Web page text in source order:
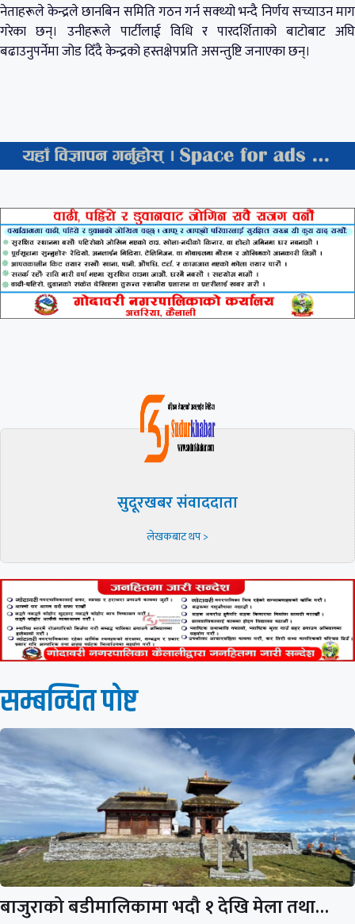
नेताहरूले केन्द्रले छानबिन समिति गठन गर्न सक्थ्यो भन्दै निर्णय सच्याउन माग
गरेका छन्। उनीहरूले पार्टीलाई विधि र पारदर्शिताको बाटोबाट अघि
बढाउनुपर्नेमा जोड दिँदै केन्द्रको हस्तक्षेपप्रति असन्तुष्टि जनाएका छन्।
सुदूरखबर संवाददाता
लेखकबाट थप >
सम्बन्धित पाेष्ट
बाजुराको बडीमालिकामा भदौ १ देखि मेला तथा…